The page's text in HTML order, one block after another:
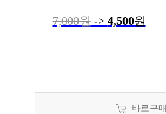
7,000원-> 4,500원
바로구매